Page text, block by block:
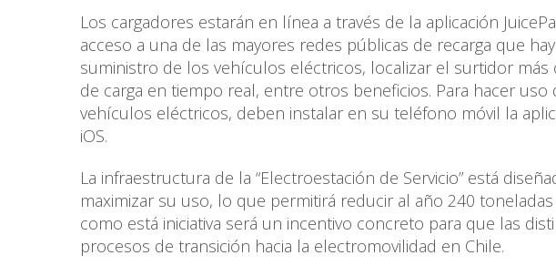
Los cargadores estarán en línea a través de la aplicación
acceso a una de las mayores redes públicas de recarga que
suministro de los vehículos eléctricos, localizar el surtidor
de carga en tiempo real, entre otros beneficios. Para hacer
vehículos eléctricos, deben instalar en su teléfono móvil la
iOS.
La infraestructura de la “Electroestación de Servicio” está
maximizar su uso, lo que permitirá reducir al año 240
como está iniciativa será un incentivo concreto para que las
procesos de transición hacia la electromovilidad en Chile.